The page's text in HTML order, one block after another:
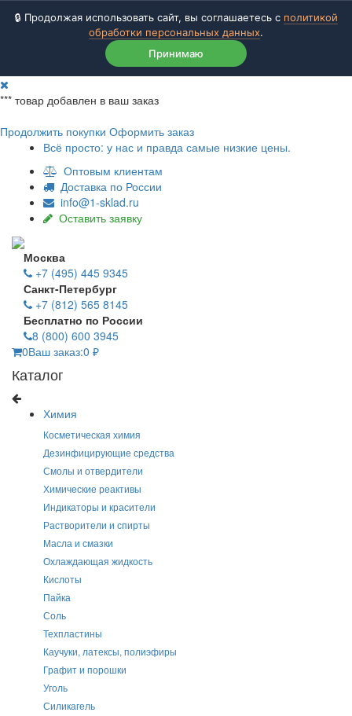
🔒 Продолжая использовать сайт, вы соглашаетесь с политикой
обработки персональных данных.
Принимаю
*** товар добавлен в ваш заказ
Продолжить покупки Оформить заказ
Всё просто: у нас и правда самые низкие цены.
Оптовым клиентам
Доставка по России
info@1-sklad.ru
Оставить заявку
Москва
+7 (495) 445 9345
Санкт-Петербург
+7 (812) 565 8145
Бесплатно по России
8 (800) 600 3945
0Ваш заказ:0 ₽
Каталог
Химия
Косметическая химия
Дезинфицирующие средства
Смолы и отвердители
Химические реактивы
Индикаторы и красители
Растворители и спирты
Масла и смазки
Охлаждающая жидкость
Кислоты
Пайка
Соль
Техпластины
Каучуки, латексы, полиэфиры
Графит и порошки
Уголь
Силикагель